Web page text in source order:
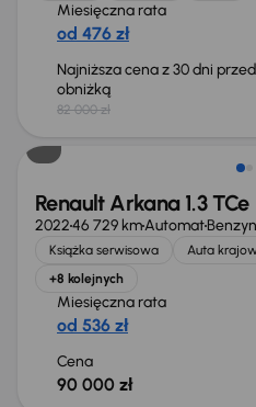
Miesięczna rata
od 476 zł
Najniższa cena z 30 dni przed
obniżką
82 000 zł
Renault Arkana 1.3 TCe
202246 729 kmAutomat
Książka serwisowa Auta
+8 kolejnych
Miesięczna rata
od 536 zł
Cena
90 000 zł